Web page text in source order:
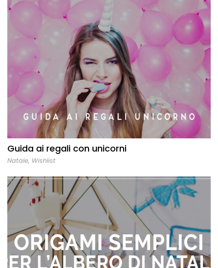
Guida ai regali con unicorni
Natale, Wishlist